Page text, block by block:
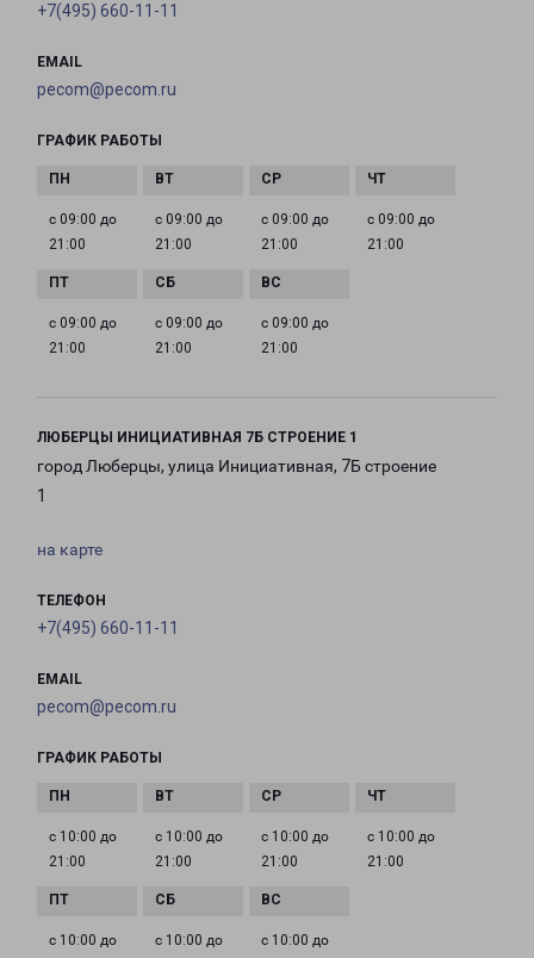
+7(495) 660-11-11
EMAIL
pecom@pecom.ru
ГРАФИК РАБОТЫ
с 09:00 до
21:00
с 09:00 до
21:00
с 09:00 до
21:00
с 09:00 до
21:00
с 09:00 до
21:00
с 09:00 до
21:00
с 09:00 до
21:00
ЛЮБЕРЦЫ ИНИЦИАТИВНАЯ 7Б СТРОЕНИЕ 1
город Люберцы, улица Инициативная, 7Б строение
1
на карте
ТЕЛЕФОН
+7(495) 660-11-11
EMAIL
pecom@pecom.ru
ГРАФИК РАБОТЫ
с 10:00 до
21:00
с 10:00 до
21:00
с 10:00 до
21:00
с 10:00 до
21:00
с 10:00 до
с 10:00 до
с 10:00 до